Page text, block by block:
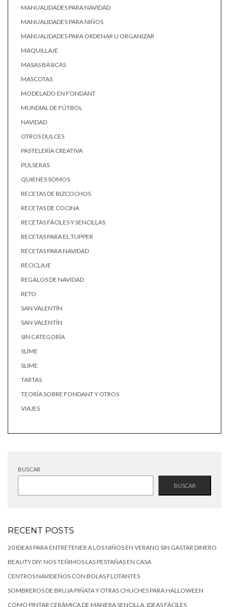
MANUALIDADES PARA NAVIDAD
MANUALIDADES PARA NIÑOS
MANUALIDADES PARA ORDENAR U ORGANIZAR
MAQUILLAJE
MASAS BÁSICAS
MASCOTAS
MODELADO EN FONDANT
MUNDIAL DE FÚTBOL
NAVIDAD
OTROS DULCES
PASTELERÍA CREATIVA
PULSERAS
QUIENES SOMOS
RECETAS DE BIZCOCHOS
RECETAS DE COCINA
RECETAS FÁCILES Y SENCILLAS
RECETAS PARA EL TUPPER
RECETAS PARA NAVIDAD
RECICLAJE
REGALOS DE NAVIDAD
RETO
SAN VALENTÍN
SAN VALENTÍN
SIN CATEGORÍA
SLIME
SLIME
TARTAS
TEORÍA SOBRE FONDANT Y OTROS
VIAJES
BUSCAR
BUSCAR
RECENT POSTS
20 IDEAS PARA ENTRETENER A LOS NIÑOS EN VERANO SIN GASTAR DINERO
BEAUTY DIY: NOS TEÑIMOS LAS PESTAÑAS EN CASA
CENTROS NAVIDEÑOS CON BOLAS FLOTANTES
SOMBREROS DE BRUJA PIÑATA Y OTRAS CHUCHES PARA HALLOWEEN
COMO PINTAR CERÁMICA DE MANERA SENCILLA. IDEAS FÁCILES